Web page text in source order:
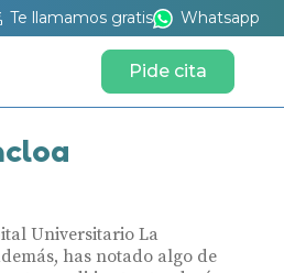
Te llamamos gratis Whatsapp
Pide cita
Universitario La
has notado algo de